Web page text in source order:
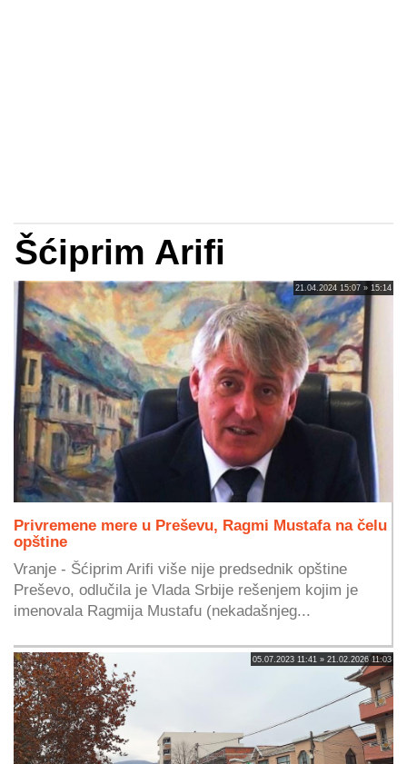
Šćiprim Arifi
21.04.2024 15:07 » 15:14
Privremene mere u Preševu, Ragmi Mustafa na čelu
opštine
Vranje - Šćiprim Arifi više nije predsednik opštine
Preševo, odlučila je Vlada Srbije rešenjem kojim je
imenovala Ragmija Mustafu (nekadašnjeg...
05.07.2023 11:41 » 21.02.2026 11:03